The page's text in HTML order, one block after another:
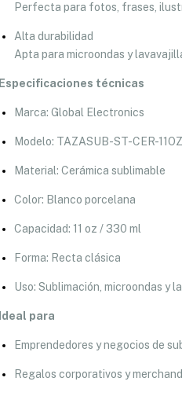
Perfecta para fotos, frases,
Alta durabilidad
Apta para microondas y
Especificaciones técnicas
Marca: Global Electronics
Modelo: TAZASUB-ST-CER-
Material: Cerámica sublimable
Color: Blanco porcelana
Capacidad: 11 oz / 330 ml
Forma: Recta clásica
Uso: Sublimación, microondas y
Ideal para
Emprendedores y negocios de
Regalos corporativos y